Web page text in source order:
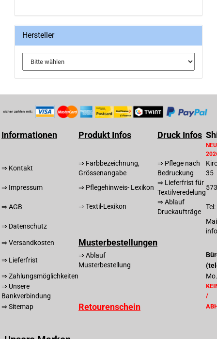
Hersteller
Informationen Produkt Infos Druck Infos
⇒ Kontakt
⇒ Farbbezeichnung,
Grössenangabe
⇒ Pflege nach
Bedruckung
35
⇒ Impressum
⇒ Pflegehinweis- Lexikon
⇒ Lieferfrist für
Textilveredelung
⇒ AGB ⇒ Textil-Lexikon
⇒ Ablauf
Druckaufträge
⇒ Datenschutz
⇒ Versandkosten
Musterbestellungen
⇒ Lieferfrist
⇒ Ablauf
Musterbestellung
⇒ Zahlungsmöglichkeiten
⇒ Unsere
Bankverbindung
/
⇒ Sitemap Retourenschein